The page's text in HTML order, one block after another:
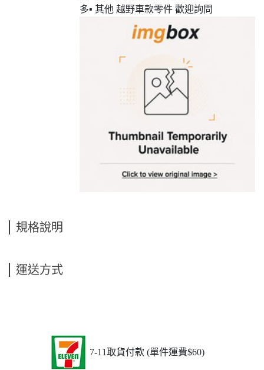
多▪ 其他 越野車款零件 歡迎詢問
規格說明
運送方式
7-11取貨付款 (單件運費$60)